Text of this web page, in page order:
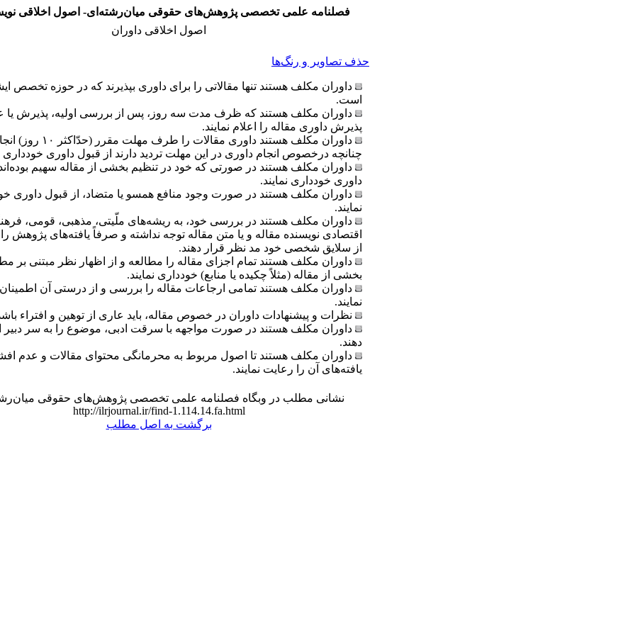
فصلنامه علمی تخصصی پژوهش‌های حقوقی میان‌رشته‌ای- اصول اخلاقی
اصول اخلاقی داوران
حذف تصاویر و رنگ‌ها
داوران مکلف هستند تنها مقالاتی را برای داوری بپذیرند که در حوزه تخصص
است.
داوران مکلف هستند که ظرف مدت سه روز، پس از بررسی اولیه، پذیرش یا
پذیرش داوری مقاله را اعلام نمایند.
داوران مکلف هستند داوری مقالات را
چنانچه درخصوص انجام داوری در این مهلت تردید دارند از قبول داوری خودداری
داوران مکلف هستند در صورتی که خود در تنظیم بخشی از مقاله سهیم
داوری خودداری نمایند.
داوران مکلف هستند در صورت وجود منافع همسو یا متضاد، از قبول داوری
نمایند.
داوران مکلف هستند در بررسی خود، به ریشه‌های ملّیتی، مذهبی، قومی،
اقتصادی نویسنده مقاله و یا متن مقاله توجه نداشته و صرفاً یافته‌های پژوهش
از سلایق شخصی خود مد نظر قرار دهند.
داوران مکلف هستند تمام اجزای مقاله را مطالعه و از اظهار نظر مبتنی بر
بخشی از مقاله (مثلاً چکیده یا منابع) خودداری نمایند.
داوران مکلف هستند تمامی ارجاعات مقاله را بررسی و از درستی آن
نمایند.
نظرات و پیشنهادات داوران در خصوص مقاله، باید عاری از توهین و افتراء
داوران مکلف هستند در صورت مواجهه با سرقت ادبی، موضوع را به سر دبیر
دهند.
داوران مکلف هستند تا اصول مربوط به محرمانگی محتوای مقالات و عدم
یافته‌های آن را رعایت نمایند.
نشانی مطلب در وبگاه فصلنامه علمی تخصصی پژوهش‌های حقوقی
http://ilrjournal.ir/find-1.114.14.fa.html
برگشت به اصل مطلب